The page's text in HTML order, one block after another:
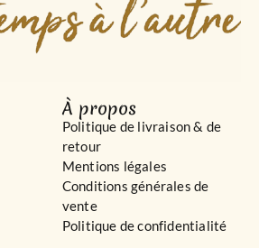
À propos
Politique de livraison & de
retour
Mentions légales
Conditions générales de
vente
Politique de confidentialité